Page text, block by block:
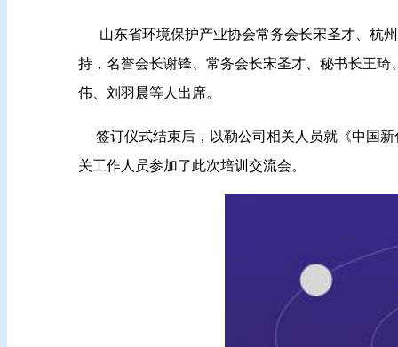
山东省环境保护产业协会常务会长宋圣才、杭
持，名誉会长谢锋、常务会长宋圣才、秘书长王
伟、刘羽晨等人出席。
签订仪式结束后，以勒公司相关人员就《中国新
关工作人员参加了此次培训交流会。